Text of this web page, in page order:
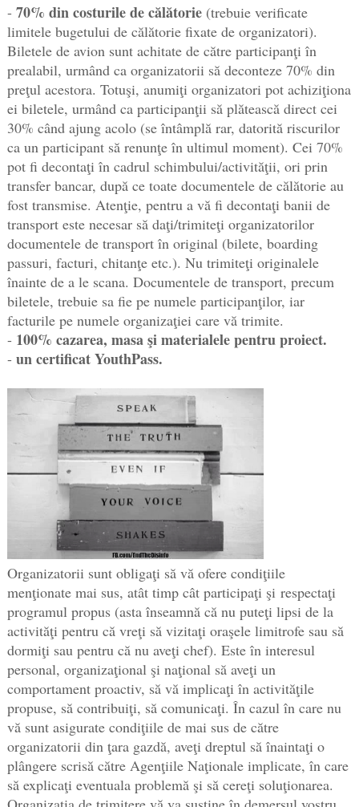
- 70% din costurile de călătorie(trebuie verificate
limitele bugetului de călătorie fixate de organizatori).
Biletele de avion sunt achitate de către participanţi în
prealabil, urmând ca organizatorii să deconteze 70% din
preţul acestora. Totuşi, anumiţi organizatori pot achiziţiona
ei biletele, urmând ca participanţii să plătească direct cei
30% când ajung acolo (se întâmplă rar, datorită riscurilor
ca un participant să renunţe în ultimul moment). Cei 70%
pot fi decontaţi în cadrul schimbului/activităţii, ori prin
transfer bancar, după ce toate documentele de călătorie au
fost transmise. Atenţie, pentru a vă fi decontaţi banii de
transport este necesar să daţi/trimiteţi organizatorilor
documentele de transport în original (bilete, boarding
passuri, facturi, chitanţe etc.). Nu trimiteţi originalele
înainte de a le scana. Documentele de transport, precum
biletele, trebuie sa fie pe numele participanţilor, iar
facturile pe numele organizaţiei care vă trimite.
- 100% cazarea, masa şi materialele pentru proiect.
- un certificat YouthPass.
Organizatorii sunt obligaţi să vă ofere condiţiile
menţionate mai sus, atât timp cât participaţi şi respectaţi
programul propus (asta înseamnă că nu puteţi lipsi de la
activităţi pentru că vreţi să vizitaţi oraşele limitrofe sau să
dormiţi sau pentru că nu aveţi chef). Este în interesul
personal, organizaţional şi naţional să aveţi un
comportament proactiv, să vă implicaţi în activităţile
propuse, să contribuiţi, să comunicaţi. În cazul în care nu
vă sunt asigurate condiţiile de mai sus de către
organizatorii din ţara gazdă, aveţi dreptul să înaintaţi o
plângere scrisă către Agenţiile Naţionale implicate, în care
să explicaţi eventuala problemă şi să cereţi soluţionarea.